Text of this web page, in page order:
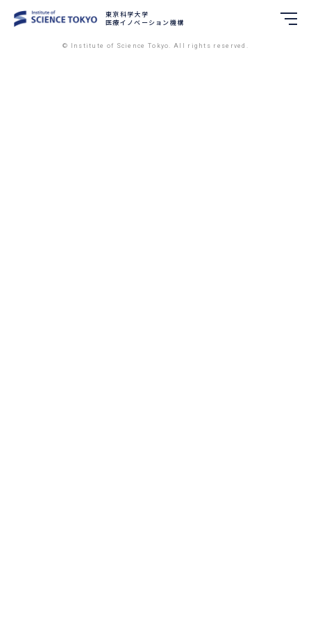
東京科学大学
医療イノベーション機構
東京科学大学
医療イノベーション機構
© Institute of Science Tokyo. All rights reserved.